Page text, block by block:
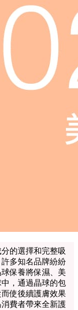
的選擇和完整吸
多知名品牌紛紛
保養將保濕、美
，通過晶球的包
使後續護膚效果
費者帶來全新護